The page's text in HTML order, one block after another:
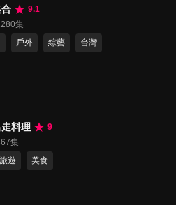
9.1
集
戶外 綜藝 台灣
料理
9
集
旅遊 美食